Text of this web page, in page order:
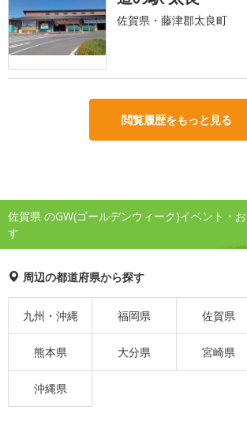
佐賀県・藤津郡太良町
閲覧履歴をもっと見る
佐賀県 のGW(ゴールデンウィーク)イベント・
す
周辺の都道府県から探す
九州・沖縄 福岡県 佐賀県
熊本県 大分県 宮崎県
沖縄県